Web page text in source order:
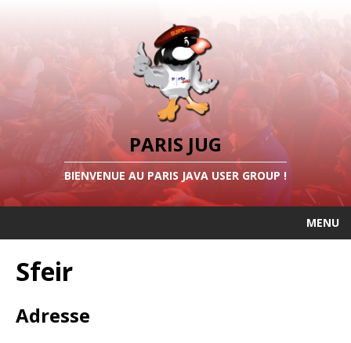
PARIS JUG
BIENVENUE AU PARIS JAVA USER GROUP !
MENU
Sfeir
Adresse